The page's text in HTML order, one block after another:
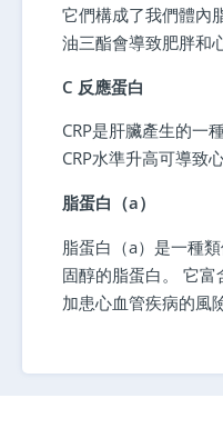
它們構成了我們體內
油三酯會導致肥胖和
C 反應蛋白
CRP是肝臟產生的一
CRP水準升高可導致心
脂蛋白（a）
脂蛋白（a）是一種
固醇的脂蛋白。 它
加患心血管疾病的風險